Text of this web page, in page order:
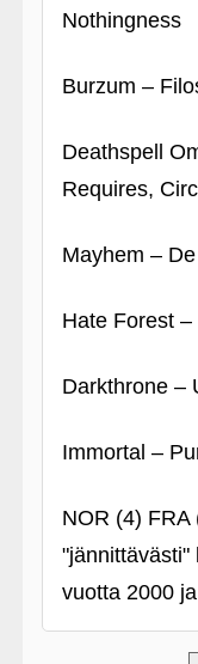
Nothingness
Burzum –
Deathspell
Requires,
Mayhem –
Hate Forest
Darkthrone –
Immortal –
NOR (4) FRA
"jännittävästi"
vuotta 2000